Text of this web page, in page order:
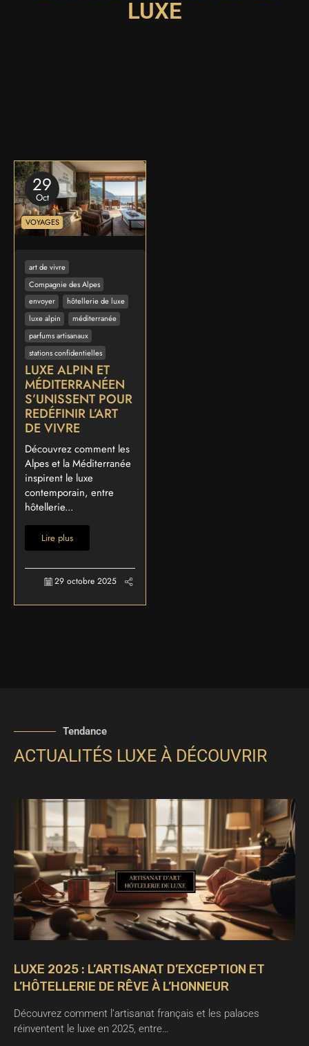
LUXE
29
Oct
VOYAGES
art de vivre
Compagnie des Alpes
envoyer
hôtellerie de luxe
luxe alpin
méditerranée
parfums artisanaux
stations confidentielles
LUXE ALPIN ET
MÉDITERRANÉEN
S’UNISSENT POUR
REDÉFINIR L’ART
DE VIVRE
Découvrez comment les
Alpes et la Méditerranée
inspirent le luxe
contemporain, entre
hôtellerie...
Lire plus
29 octobre 2025
Tendance
ACTUALITÉS LUXE À DÉCOUVRIR
LUXE 2025 : L’ARTISANAT D’EXCEPTION ET
L’HÔTELLERIE DE RÊVE À L’HONNEUR
Découvrez comment l’artisanat français et les palaces
réinventent le luxe en 2025, entre…